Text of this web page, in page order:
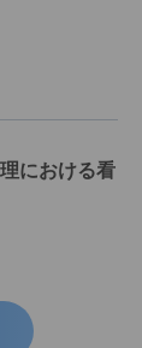
における看